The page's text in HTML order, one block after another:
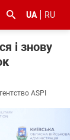
UA RU
і знову
ASPI